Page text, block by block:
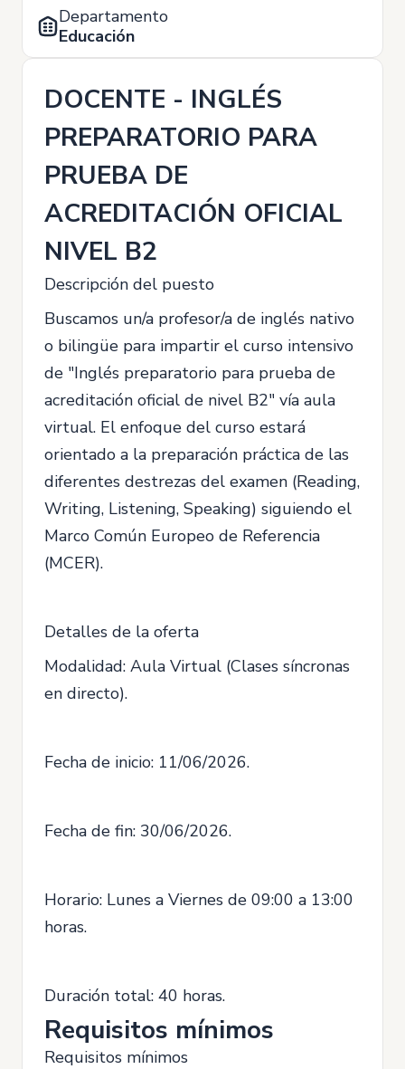
Departamento
Educación
DOCENTE - INGLÉS
PREPARATORIO PARA
PRUEBA DE
ACREDITACIÓN OFICIAL
NIVEL B2
Descripción del puesto
Buscamos un/a profesor/a de inglés nativo
o bilingüe para impartir el curso intensivo
de "Inglés preparatorio para prueba de
acreditación oficial de nivel B2" vía aula
virtual. El enfoque del curso estará
orientado a la preparación práctica de las
diferentes destrezas del examen (Reading,
Writing, Listening, Speaking) siguiendo el
Marco Común Europeo de Referencia
(MCER).
Detalles de la oferta
Modalidad: Aula Virtual (Clases síncronas
en directo).
Fecha de inicio: 11/06/2026.
Fecha de fin: 30/06/2026.
Horario: Lunes a Viernes de 09:00 a 13:00
horas.
Duración total: 40 horas.
Requisitos mínimos
Requisitos mínimos